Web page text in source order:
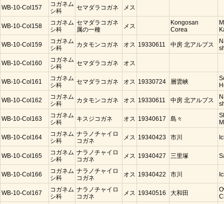
WB-10-Col157
コガネム
シ科
セマダラコガネ メス
WB-10-Col158
コガネム
シ科
セマダラコガネ
属の一種
メス
Kongosan
Corea
WB-10-Col159
コガネム
シ科
カタモンコガネ オス 19330611 中房 北アルプス
WB-10-Col160
コガネム
シ科
セマダラコガネ オス
WB-10-Col161
コガネム
シ科
セマダラコガネ オス 19330724 層雲峡
WB-10-Col162
コガネム
シ科
カタモンコガネ オス 19330611 中房 北アルプス
WB-10-Col163
コガネム
シ科
キスジコガネ オス 19340617 島々
WB-10-Col164
コガネム
シ科
ナラノチャイロ
コガネ
メス 19340423 市川
WB-10-Col165
コガネム
シ科
ナラノチャイロ
コガネ
メス 19340427 三里塚
WB-10-Col166
コガネム
シ科
ナラノチャイロ
コガネ
オス 19340422 市川
WB-10-Col167
コガネム
シ科
ナラノチャイロ
コガネ
メス 19340516 大和田